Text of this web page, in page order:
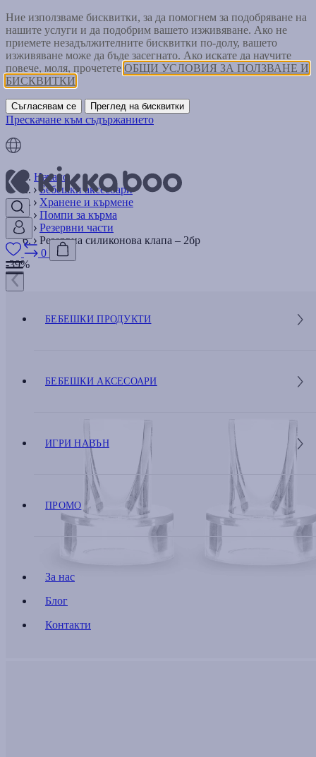
Ние използваме бисквитки, за да помогнем за подобряване на
нашите услуги и да подобрим вашето изживяване. Ако не
приемете незадължителните бисквитки по-долу, вашето
изживяване може да бъде засегнато. Ако искате да научите
повече, моля, прочетете ОБЩИ УСЛОВИЯ ЗА ПОЛЗВАНЕ И
БИСКВИТКИ
Съгласявам се Преглед на бисквитки
Прескачане към съдържанието
0
БЕБЕШКИ ПРОДУКТИ
БЕБЕШКИ АКСЕСОАРИ
ИГРИ НАВЪН
ПРОМО
За нас
Блог
Контакти
Начало
Бебешки аксесоари
Хранене и кърмене
Помпи за кърма
Резервни части
Резервна силиконова клапа – 2бр
-39%